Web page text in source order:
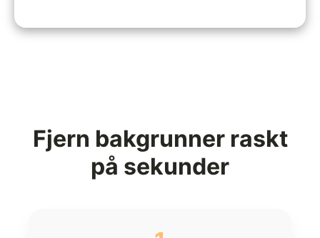
Fjern bakgrunner raskt
på sekunder